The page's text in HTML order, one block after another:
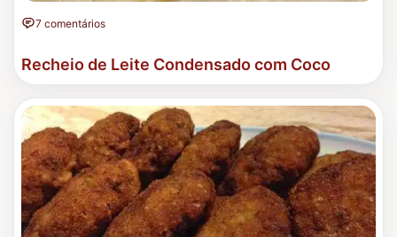
7 comentários
Recheio de Leite Condensado com Coco